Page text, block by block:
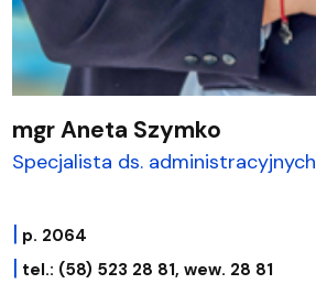
mgr Aneta Szymko
Specjalista ds. administracyjnych
| p. 2064
| tel.: (58) 523 28 81, wew. 28 81